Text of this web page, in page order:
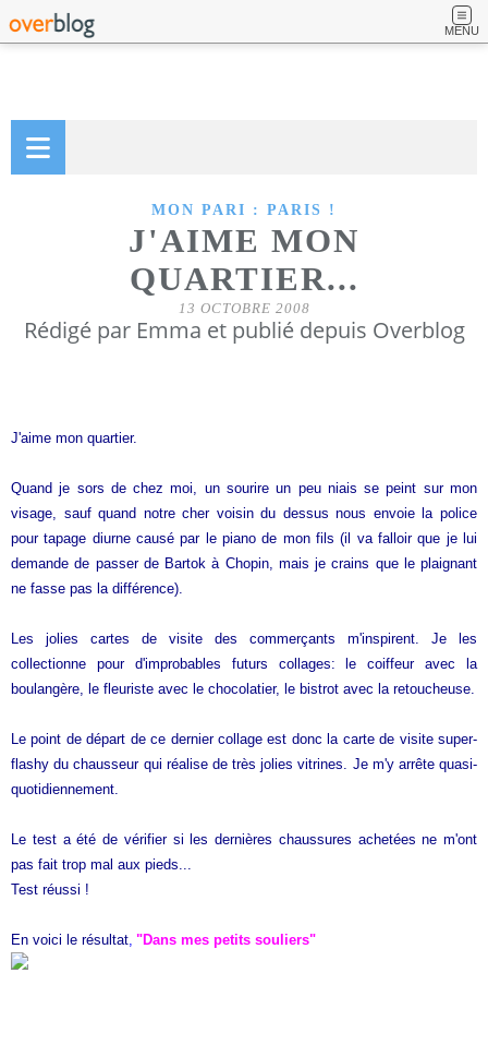
MENU
MON PARI : PARIS !
J'AIME MON
QUARTIER...
13 OCTOBRE 2008
Rédigé par Emma et publié depuis Overblog
J'aime mon quartier.
Quand je sors de chez moi, un sourire un peu niais se peint sur mon
visage, sauf quand notre cher voisin du dessus nous envoie la police
pour tapage diurne causé par le piano de mon fils (il va falloir que je lui
demande de passer de Bartok à Chopin, mais je crains que le plaignant
ne fasse pas la différence).
Les jolies cartes de visite des commerçants m'inspirent. Je les
collectionne pour d'improbables futurs collages: le coiffeur avec la
boulangère, le fleuriste avec le chocolatier, le bistrot avec la retoucheuse.
Le point de départ de ce dernier collage est donc la carte de visite super-
flashy du chausseur qui réalise de très jolies vitrines. Je m'y arrête quasi-
quotidiennement.
Le test a été de vérifier si les dernières chaussures achetées ne m'ont
pas fait trop mal aux pieds...
Test réussi !
En voici le résultat, "Dans mes petits souliers"